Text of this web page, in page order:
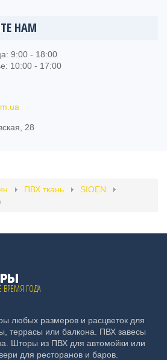
НАМ
9:00 - 18:00
10:00 - 17:00
28
ПВХ ткань
SIOEN
ГОДА
любых размеров и расцветок для
террасы или балкона. ПВХ завесы
Шторы из ПВХ для автомойки или
для ресторанов и баров.